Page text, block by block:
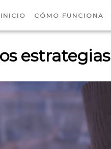
INICIO CÓMO FUNCIONA
estrategias